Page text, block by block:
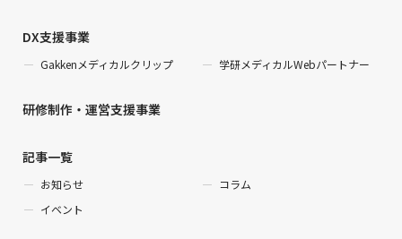
DX支援事業
Gakkenメディカルクリップ 学研メディカルWebパートナー
研修制作・運営支援事業
記事一覧
お知らせ
コラム
イベント